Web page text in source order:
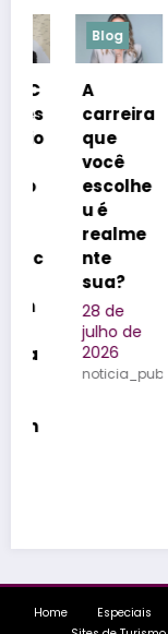
Blog
A
carreira
que
escolhe
realme
nte
28 de
julho de
2026
noticia_publicada
27
Home Especiais